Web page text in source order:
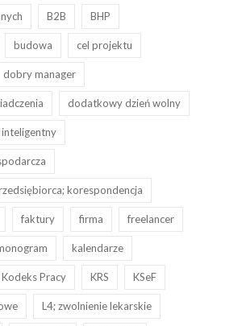
B2B BHP
budowa cel projektu
dobry manager
dodatkowy dzień wolny
korespondencja
faktury firma freelancer
kalendarze
Kodeks Pracy KRS KSeF
L4; zwolnienie lekarskie